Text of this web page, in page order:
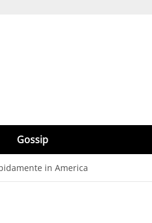
Gossip
in America